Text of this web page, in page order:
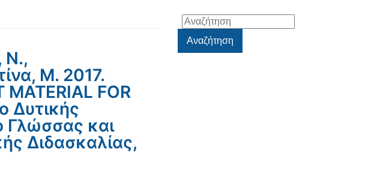
N.,
Μ. 2017.
MATERIAL FOR
Δυτικής
Γλώσσας και
Διδασκαλίας,
Αναζήτηση
για:Αναζήτηση